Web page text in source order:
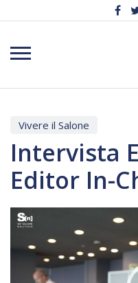
Vivere il Salone
Intervista
Editor In-
Video